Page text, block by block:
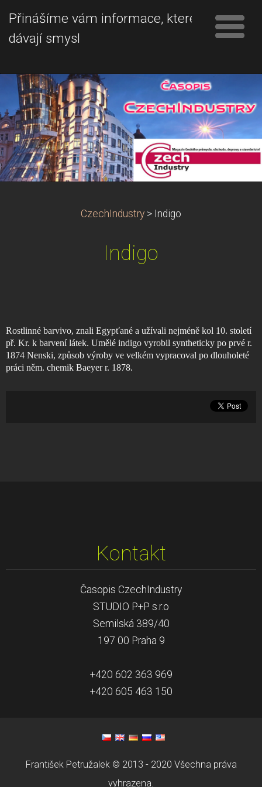
Přinášíme vám informace, které
dávají smysl
CzechIndustry > Indigo
Indigo
Rostlinné barvivo, znali Egypťané a užívali nejméně kol 10. století
př. Kr. k barvení látek. Umělé indigo vyrobil syntheticky po prvé r.
1874 Nenski, způsob výroby ve velkém vypracoval po dlouholeté
práci něm. chemik Baeyer r. 1878.
Kontakt
Časopis CzechIndustry
STUDIO P+P s.r.o
Semilská 389/40
197 00 Praha 9
+420 602 363 969
+420 605 463 150
František Petružalek © 2013 - 2020 Všechna práva
vyhrazena.